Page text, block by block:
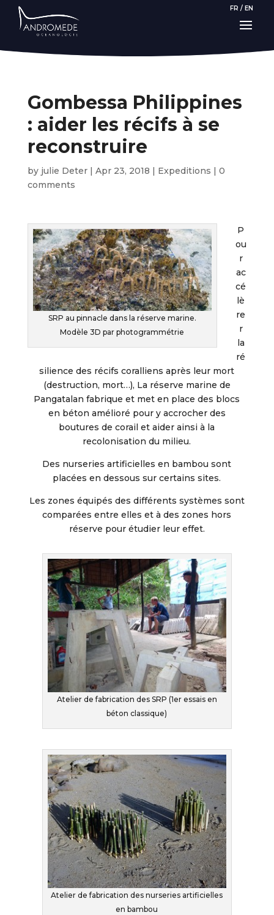
FR / EN
Gombessa Philippines
: aider les récifs à se
reconstruire
by julie Deter| Apr 23, 2018 | Expeditions | 0
comments
SRP au pinnacle dans la réserve marine.
Modèle 3D par photogrammétrie
P
ou
r
ac
cé
lè
re
r
la
ré
silience des récifs coralliens après leur mort
(destruction, mort…), La réserve marine de
Pangatalan fabrique et met en place des blocs
en béton amélioré pour y accrocher des
boutures de corail et aider ainsi à la
recolonisation du milieu.
Des nurseries artificielles en bambou sont
placées en dessous sur certains sites.
Les zones équipés des différents systèmes sont
comparées entre elles et à des zones hors
réserve pour étudier leur effet.
Atelier de fabrication des SRP (1er essais en
béton classique)
Atelier de fabrication des nurseries artificielles
en bambou